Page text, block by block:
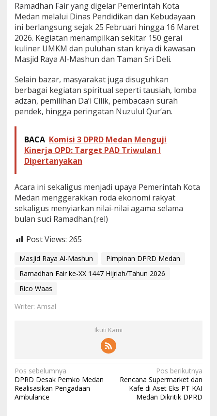
r
X
X
Ramadhan Fair yang digelar Pemerintah Kota
Medan melalui Dinas Pendidikan dan Kebudayaan
ini berlangsung sejak 25 Februari hingga 16 Maret
2026. Kegiatan menampilkan sekitar 150 gerai
kuliner UMKM dan puluhan stan kriya di kawasan
Masjid Raya Al-Mashun dan Taman Sri Deli.
Selain bazar, masyarakat juga disuguhkan
berbagai kegiatan spiritual seperti tausiah, lomba
adzan, pemilihan Da’i Cilik, pembacaan surah
pendek, hingga peringatan Nuzulul Qur’an.
BACA Komisi 3 DPRD Medan Menguji
Kinerja OPD: Target PAD Triwulan I
Dipertanyakan
Acara ini sekaligus menjadi upaya Pemerintah Kota
Medan menggerakkan roda ekonomi rakyat
sekaligus menyiarkan nilai-nilai agama selama
bulan suci Ramadhan.(rel)
Post Views: 265
Masjid Raya Al-Mashun
Pimpinan DPRD Medan
Ramadhan Fair ke-XX 1447 Hijriah/Tahun 2026
Rico Waas
Writer: Amsal
Ikuti Kami
N
a
v
Pos sebelumnya
DPRD Desak Pemko Medan
Realisasikan Pengadaan
Ambulance
Pos berikutnya
Rencana Supermarket dan
Kafe di Aset Eks PT KAI
Medan Dikritik DPRD